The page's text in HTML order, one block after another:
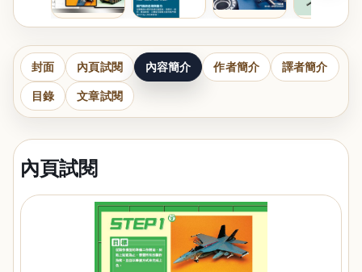
封面 內頁試閱 內容簡介 作者簡介 譯者簡介
目錄 文章試閱
內頁試閱